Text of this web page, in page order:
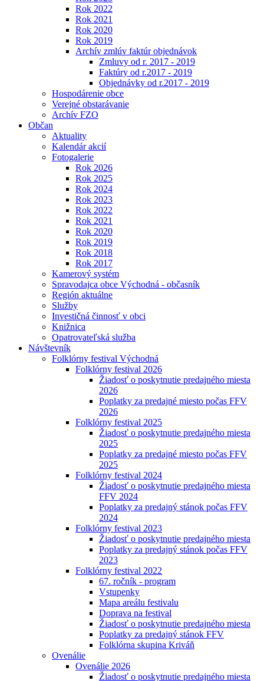
Rok 2022
Rok 2021
Rok 2020
Rok 2019
Archív zmlúv faktúr objednávok
Zmluvy od r. 2017 - 2019
Faktúry od r.2017 - 2019
Objednávky od r.2017 - 2019
Hospodárenie obce
Verejné obstarávanie
Archív FZO
Občan
Aktuality
Kalendár akcií
Fotogalerie
Rok 2026
Rok 2025
Rok 2024
Rok 2023
Rok 2022
Rok 2021
Rok 2020
Rok 2019
Rok 2018
Rok 2017
Kamerový systém
Spravodajca obce Východná - občasník
Región aktuálne
Služby
Investičná činnosť v obci
Knižnica
Opatrovateľská služba
Návštevník
Folklórny festival Východná
Folklórny festival 2026
Žiadosť o poskytnutie predajného miesta
2026
Poplatky za predajné miesto počas FFV
2026
Folklórny festival 2025
Žiadosť o poskytnutie predajného miesta
2025
Poplatky za predajné miesto počas FFV
2025
Folklórny festival 2024
Žiadosť o poskytnutie predajného miesta
FFV 2024
Poplatky za predajný stánok počas FFV
2024
Folklórny festival 2023
Žiadosť o poskytnutie predajného miesta
Poplatky za predajný stánok počas FFV
2023
Folklórny festival 2022
67. ročník - program
Vstupenky
Mapa areálu festivalu
Doprava na festival
Žiadosť o poskytnutie predajného miesta
Poplatky za predajný stánok FFV
Folklórna skupina Kriváň
Ovenálie
Ovenálie 2026
Žiadosť o poskytnutie predajného miesta